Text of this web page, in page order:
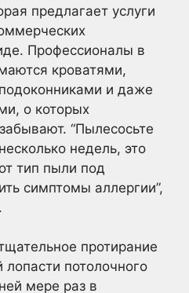
предлагает услуги
Профессионалы в
кроватями,
и даже
о которых
“Пылесосьте
недель, это
тип пыли под
симптомы аллергии”,
протирание
потолочного
мере раз в